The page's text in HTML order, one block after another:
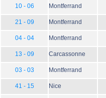
10 - 06 Montferrand
21 - 09 Montferrand
04 - 04 Montferrand
13 - 09 Carcassonne
03 - 03 Montferrand
41 - 15 Nice